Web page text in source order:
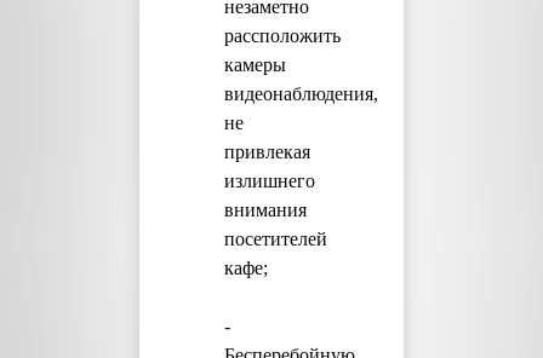
незаметно
рассположить
камеры
видеонаблюдения,
не
привлекая
излишнего
внимания
посетителей
кафе;
-